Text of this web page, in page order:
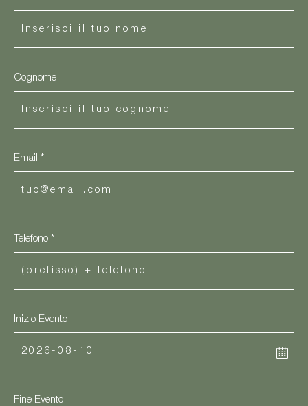
Cognome
Email *
Telefono *
Inizio Evento
Fine Evento